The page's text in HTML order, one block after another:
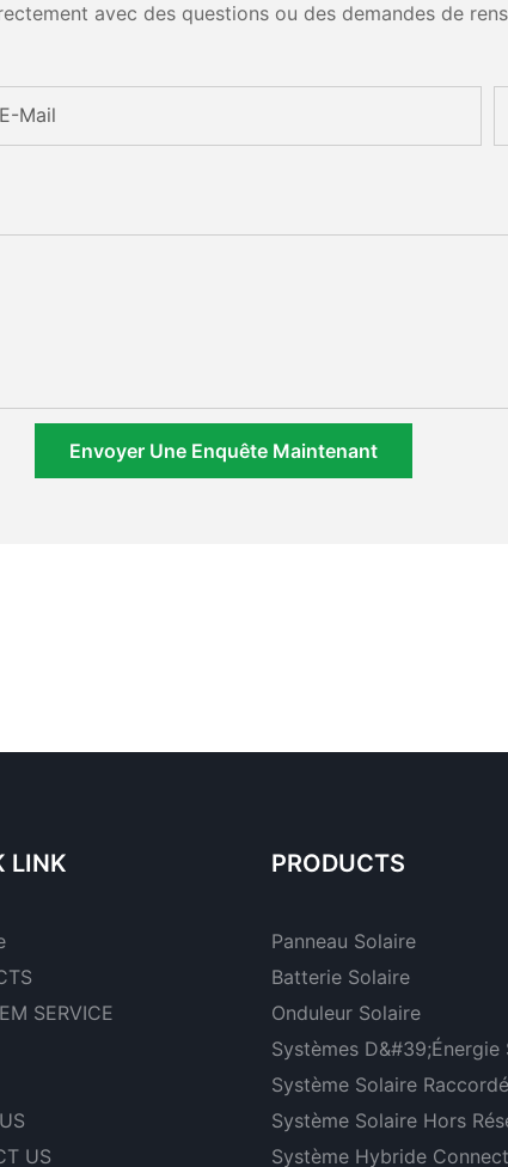
avec des questions ou des demandes de
E-Mail
Envoyer Une Enquête Maintenant
LINK
SERVICE
US
PRODUCTS
Panneau Solaire
Batterie Solaire
Onduleur Solaire
Systèmes D&#39;énergie
Système Solaire
Système Solaire Hors
Système Hybride